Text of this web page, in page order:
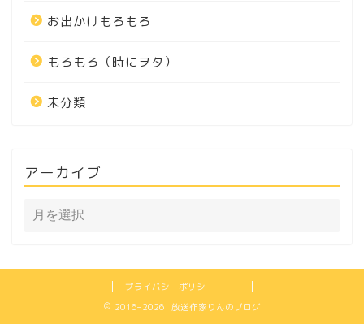
お出かけもろもろ
もろもろ（時にヲタ）
未分類
アーカイブ
プライバシーポリシー
2016–2026 放送作家りんのブログ